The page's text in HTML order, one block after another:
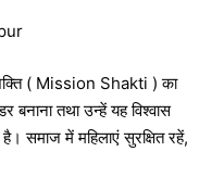
( Mission Shakti ) का
बनाना तथा उन्हें यह विश्वास
समाज में महिलाएं सुरक्षित रहें,